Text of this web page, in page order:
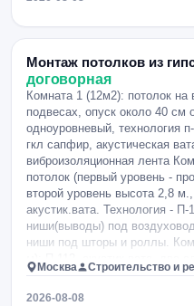
закладные площадки по
кабеля, клеммы и
Светильники в цену не
Монтаж магнитной
марку и стоимость с
уборка после работ, вывоз
развернутую
полотна, профиля, каждой
доставки и иных работ.
отдельно на полотно и
обязательные платежи —
согласованию.
Монтаж потолков из
договорная
Комната 1 (12м2): потолок
подвесах, опуск около 40 см
одноуровневый, технология
гкл сапфир, акустическая
виброизоляционная лента
потолок (первый уровень -
второй уровень высота 2,8
акустик.вата. Технология - П-
ниши(выводы) под
ниши под шторы и роллы.
м): П-112, акустик.вата, два
ленты), два слоя, ниша под
шторы и роллы Санузлы 2 шт.
Москва Строительство и
2026-08-08